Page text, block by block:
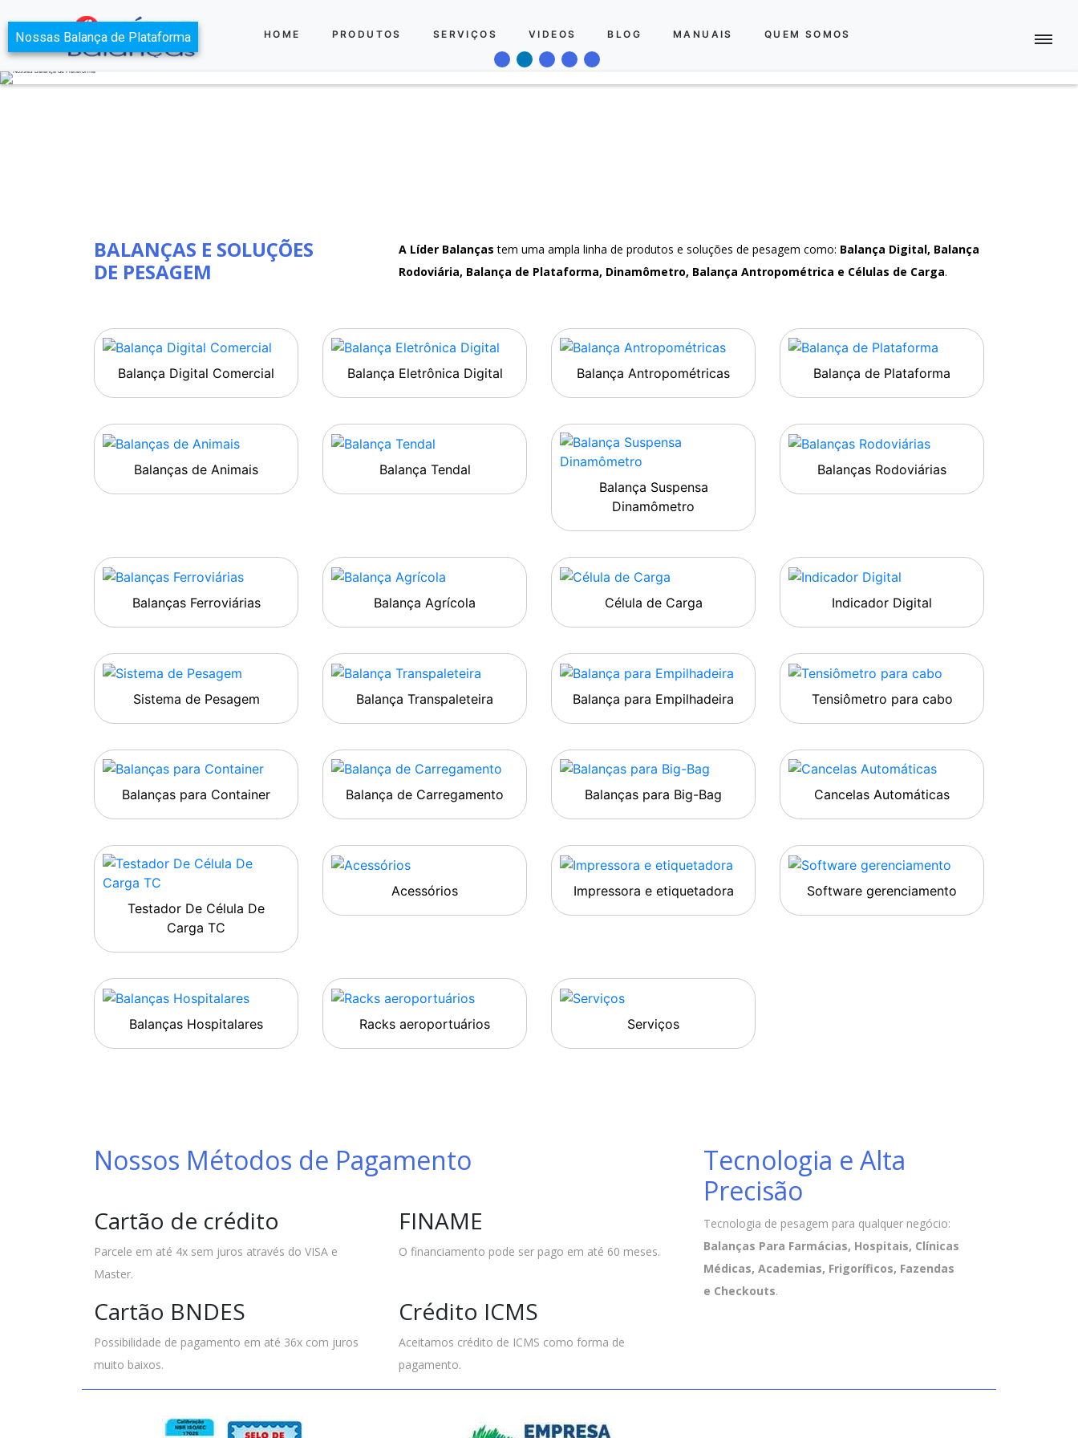
HOME PRODUTOS SERVIÇOS VIDEOS BLOG MANUAIS QUEM SOMOS
Nossas Balança de Plataforma
BALANÇAS E SOLUÇÕES
DE PESAGEM
A Líder Balanças tem uma ampla linha de produtos e soluções de pesagem como: Balança Digital, Balança
Rodoviária, Balança de Plataforma, Dinamômetro, Balança Antropométrica e Células de Carga.
Balança Digital Comercial Balança Eletrônica Digital Balança Antropométricas Balança de Plataforma
Balanças de Animais
Balança Tendal
Balança Suspensa
Dinamômetro
Balanças Rodoviárias
Balanças Ferroviárias Balança Agrícola Célula de Carga Indicador Digital
Sistema de Pesagem Balança Transpaleteira Balança para Empilhadeira Tensiômetro para cabo
Balanças para Container Balança de Carregamento Balanças para Big-Bag Cancelas Automáticas
Testador De Célula De
Carga TC
Acessórios Impressora e etiquetadora Software gerenciamento
Balanças Hospitalares Racks aeroportuários Serviços
Nossos Métodos de Pagamento
Cartão de crédito
Parcele em até 4x sem juros através do VISA e
Master.
FINAME
O financiamento pode ser pago em até 60 meses.
Cartão BNDES
Possibilidade de pagamento em até 36x com juros
muito baixos.
Crédito ICMS
Aceitamos crédito de ICMS como forma de
pagamento.
Tecnologia e Alta
Precisão
Tecnologia de pesagem para qualquer negócio:
Balanças Para Farmácias, Hospitais, Clínicas
Médicas, Academias, Frigoríficos, Fazendas
e Checkouts.